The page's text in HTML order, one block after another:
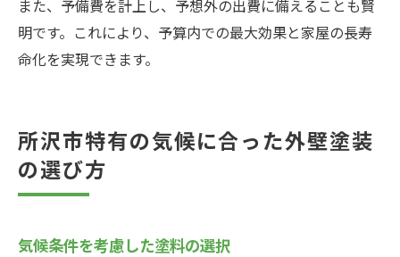
また、予備費を計上し、予想外の出費に備えることも賢
明です。これにより、予算内での最大効果と家屋の長寿
命化を実現できます。
所沢市特有の気候に合った外壁塗装
の選び方
気候条件を考慮した塗料の選択